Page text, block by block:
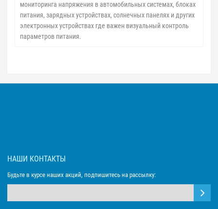
мониторинга напряжения в автомобильных системах, блоках
питания, зарядных устройствах, солнечных панелях и других
электронных устройствах где важен визуальный контроль
параметров питания.
НАШИ КОНТАКТЫ
Будьте в курсе наших акций, подпишитесь на рассылку: